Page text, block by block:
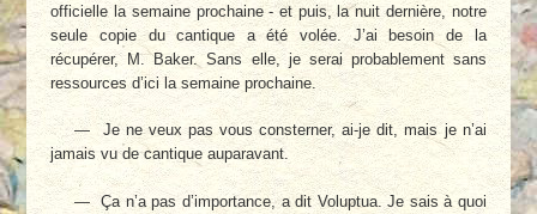
officielle la semaine prochaine - et puis, la nuit dernière, notre
seule copie du cantique a été volée. J’ai besoin de la
récupérer, M. Baker. Sans elle, je serai probablement sans
ressources d’ici la semaine prochaine.
— Je ne veux pas vous consterner, ai-je dit, mais je n’ai
jamais vu de cantique auparavant.
— Ça n’a pas d’importance, a dit Voluptua. Je sais à quoi